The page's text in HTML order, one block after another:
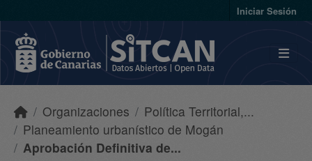
Iniciar Sesión
Organizaciones
Política Territorial,...
Planeamiento urbanístico de Mogán
Aprobación Definitiva de...